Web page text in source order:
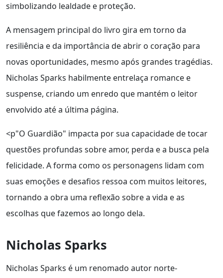
simbolizando lealdade e proteção.
A mensagem principal do livro gira em torno da
resiliência e da importância de abrir o coração para
novas oportunidades, mesmo após grandes tragédias.
Nicholas Sparks habilmente entrelaça romance e
suspense, criando um enredo que mantém o leitor
envolvido até a última página.
<p"O Guardião" impacta por sua capacidade de tocar
questões profundas sobre amor, perda e a busca pela
felicidade. A forma como os personagens lidam com
suas emoções e desafios ressoa com muitos leitores,
tornando a obra uma reflexão sobre a vida e as
escolhas que fazemos ao longo dela.
Nicholas Sparks
Nicholas Sparks é um renomado autor norte-